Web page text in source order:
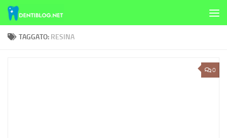
Skip to content
TAGGATO: RESINA
0